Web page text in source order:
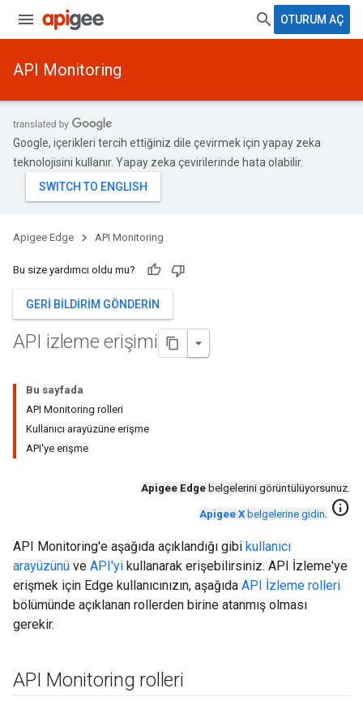
OTURUM AÇ
API Monitoring
Google, içerikleri tercih ettiğiniz dile çevirmek için yapay zeka
teknolojisini kullanır. Yapay zeka çevirilerinde hata olabilir.
Apigee Edge API Monitoring
Bu size yardımcı oldu mu?
GERI BILDIRIM GÖNDERIN
API izleme erişimi
Bu sayfada
API Monitoring rolleri
Kullanıcı arayüzüne erişme
API'ye erişme
Apigee Edge belgelerini görüntülüyorsunuz.
Apigee X belgelerine gidin. info
API Monitoring'e aşağıda açıklandığı gibi kullanıcı
arayüzünü ve API'yi kullanarak erişebilirsiniz. API İzleme'ye
erişmek için Edge kullanıcınızın, aşağıda API İzleme rolleri
bölümünde açıklanan rollerden birine atanmış olması
gerekir.
API Monitoring rolleri